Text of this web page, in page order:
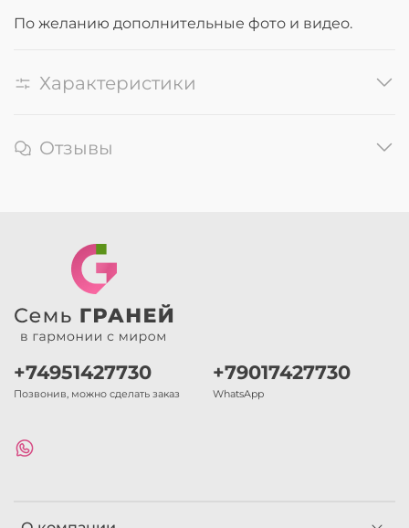
По желанию дополнительные фото и видео.
Характеристики
Отзывы
+74951427730
Позвонив, можно сделать заказ
+79017427730
WhatsApp